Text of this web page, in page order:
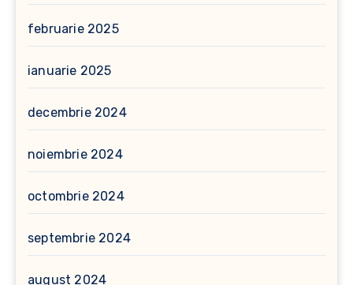
februarie 2025
ianuarie 2025
decembrie 2024
noiembrie 2024
octombrie 2024
septembrie 2024
august 2024